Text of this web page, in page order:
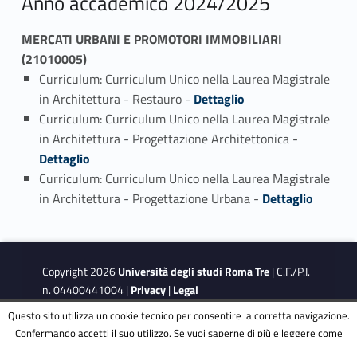
MERCATI URBANI E PROMOTORI IMMOBILIARI
(21010005)
Curriculum: Curriculum Unico nella Laurea Magistrale
in Architettura - Restauro - Link identifier #identifier_person_169723-1
Dettaglio
Curriculum: Curriculum Unico nella Laurea Magistrale
in Architettura - Progettazione Architettonica -
Dettaglio
Curriculum: Curriculum Unico nella Laurea Magistrale
in Architettura - Progettazione Urbana - Link identifier #identifier_person_141782-3
Dettaglio
Copyright 2026Università degli studi Roma Tre| C.F./P.I.
n. 04400441004 |Privacy|Legal
Notes|Accessibility Accessibility Target
Questo sito utilizza un cookie tecnico per consentire la corretta navigazione.
Confermando accetti il suo utilizzo. Se vuoi saperne di più e leggere come